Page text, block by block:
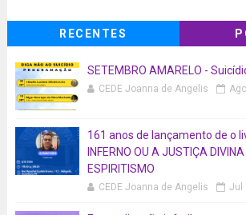
RECENTES
SETEMBRO AMARELO -
CEDE Joanna de Angelis
161 anos de lançamento de o
INFERNO OU A JUSTIÇA
ESPIRITISMO
CEDE Joanna de Angelis Jul